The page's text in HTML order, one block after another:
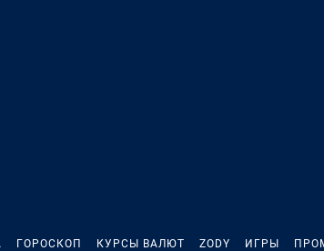
ГОРОСКОП КУРСЫ ВАЛЮТ ZODY ИГРЫ